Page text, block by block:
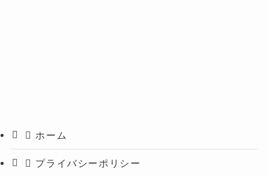
ホーム
プライバシーポリシー